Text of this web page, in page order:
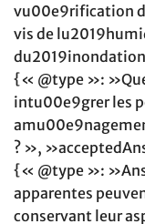
vu00e9rification
vis de
{« @type »:
intu00e9grer les
? »,
{« @type »:
apparentes
conservant leur